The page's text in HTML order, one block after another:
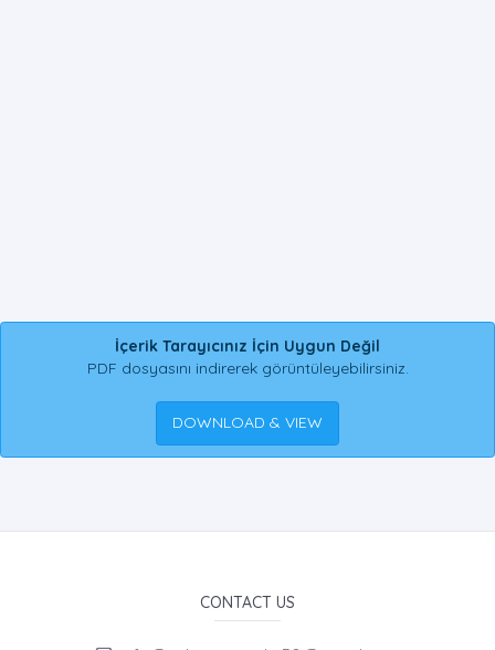
İçerik Tarayıcınız İçin Uygun Değil
PDF dosyasını indirerek görüntüleyebilirsiniz.
DOWNLOAD & VIEW
CONTACT US